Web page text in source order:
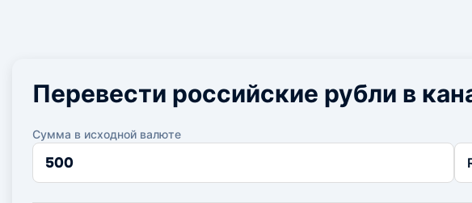
Перевести российские рубли в
Сумма в исходной валюте
Сумма